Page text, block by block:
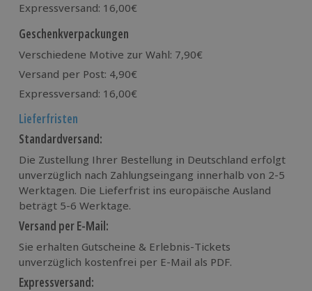
Expressversand: 16,00€
Geschenkverpackungen
Verschiedene Motive zur Wahl: 7,90€
Versand per Post: 4,90€
Expressversand: 16,00€
Lieferfristen
Standardversand:
Die Zustellung Ihrer Bestellung in Deutschland erfolgt
unverzüglich nach Zahlungseingang innerhalb von 2-5
Werktagen. Die Lieferfrist ins europäische Ausland
beträgt 5-6 Werktage.
Versand per E-Mail:
Sie erhalten Gutscheine & Erlebnis-Tickets
unverzüglich kostenfrei per E-Mail als PDF.
Expressversand: